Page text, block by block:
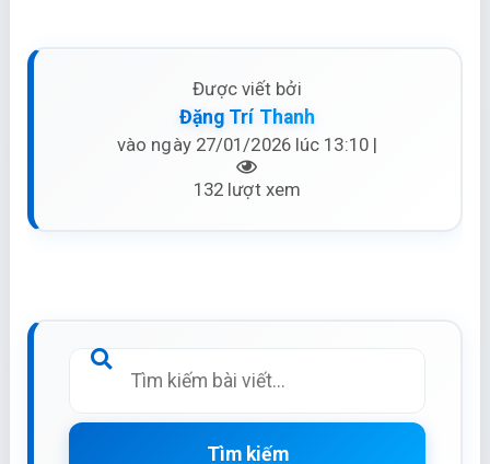
Được viết bởi
Đặng Trí Thanh
vào ngày 27/01/2026 lúc 13:10 |
132 lượt xem
Tìm kiếm